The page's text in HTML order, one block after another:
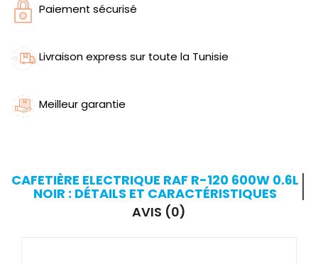
Paiement sécurisé
Livraison express sur toute la Tunisie
Meilleur garantie
CAFETIÈRE ELECTRIQUE RAF R-120 600W 0.6L
NOIR : DÉTAILS ET CARACTÉRISTIQUES
AVIS (0)